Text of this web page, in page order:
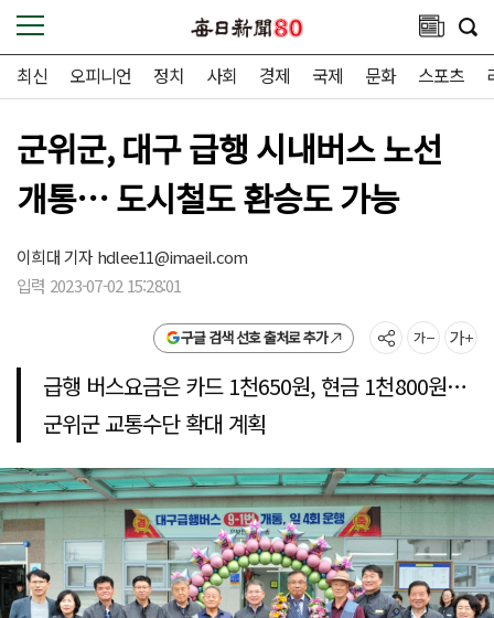
최신 오피니언 정치 사회 경제 국제 문화 스포츠
군위군, 대구 급행 시내버스 노선
개통… 도시철도 환승도 가능
이희대 기자hdlee11@imaeil.com
입력 2023-07-02 15:28:01
구글 검색 선호 출처로 추가
급행 버스요금은 카드 1천650원, 현금 1천800원…
군위군 교통수단 확대 계획